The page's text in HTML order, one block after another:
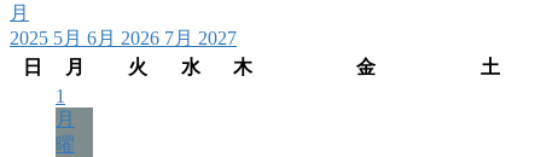
月
2025 5月 6月 2026 7月 2027
日
月 火 水 木 金
土
1
月
曜